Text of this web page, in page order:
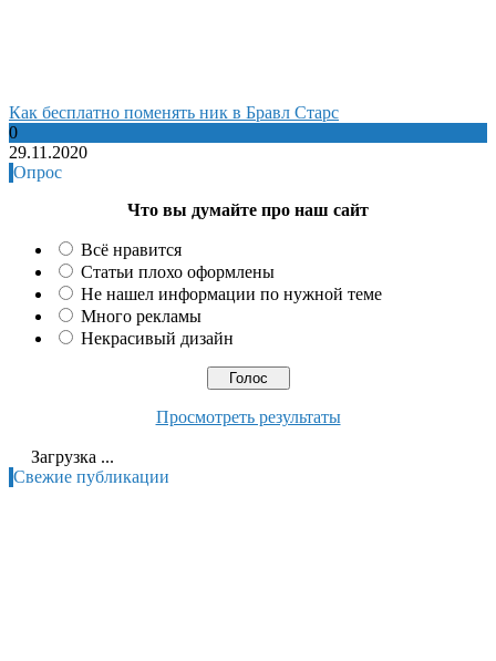
Как бесплатно поменять ник в Бравл Старс
0
29.11.2020
Опрос
Что вы думайте про наш сайт
Всё нравится
Статьи плохо оформлены
Не нашел информации по нужной теме
Много рекламы
Некрасивый дизайн
Просмотреть результаты
Загрузка ...
Свежие публикации